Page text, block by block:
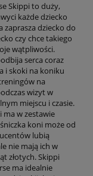
Skippi to duży,
każde dziecko
zaprasza dziecko do
czy chce takiego
wątpliwości.
serca coraz
i skoki na koniku
na
wizyt w
miejscu i czasie.
ma w zestawie
koni może od
lubią
nie mają ich w
złotych. Skippi
ma idealnie